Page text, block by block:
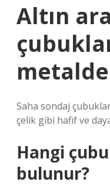
Altın
Saha sondaj
çelik gibi hafif ve
Hangi
bulunur?